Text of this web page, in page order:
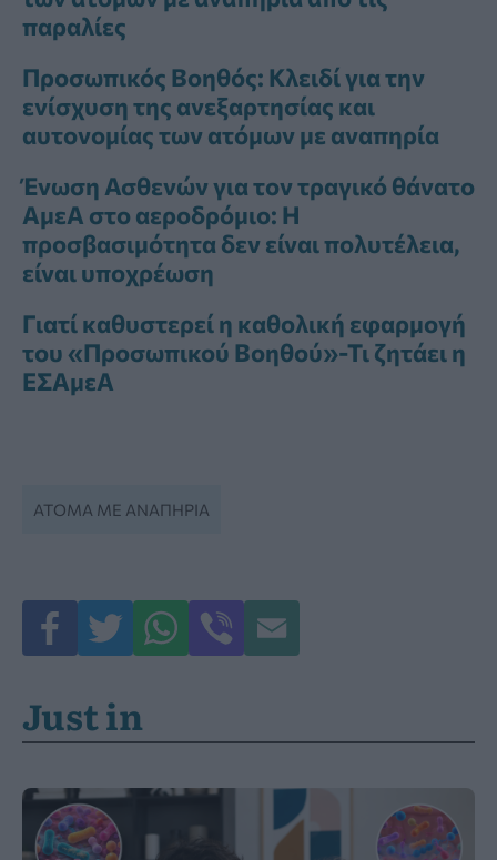
παραλίες
Προσωπικός Βοηθός: Κλειδί για την
ενίσχυση της ανεξαρτησίας και
αυτονομίας των ατόμων με αναπηρία
Ένωση Ασθενών για τον τραγικό θάνατο
ΑμεΑ στο αεροδρόμιο: Η
προσβασιμότητα δεν είναι πολυτέλεια,
είναι υποχρέωση
Γιατί καθυστερεί η καθολική εφαρμογή
του «Προσωπικού Βοηθού»-Τι ζητάει η
ΕΣΑμεΑ
ΆΤΟΜΑ ΜΕ ΑΝΑΠΗΡΊΑ
Just in